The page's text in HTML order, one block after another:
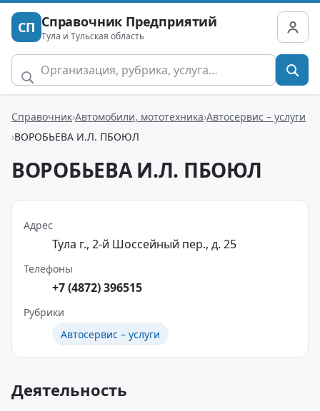
СП Справочник Предприятий
Тула и Тульская область
Справочник Автомобили, мототехника Автосервис – услуги
ВОРОБЬЕВА И.Л. ПБОЮЛ
ВОРОБЬЕВА И.Л. ПБОЮЛ
Адрес
Тула г., 2-й Шоссейный пер., д. 25
Телефоны
+7 (4872) 396515
Рубрики
Автосервис – услуги
Деятельность